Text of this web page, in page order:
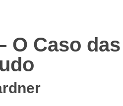
O Caso das